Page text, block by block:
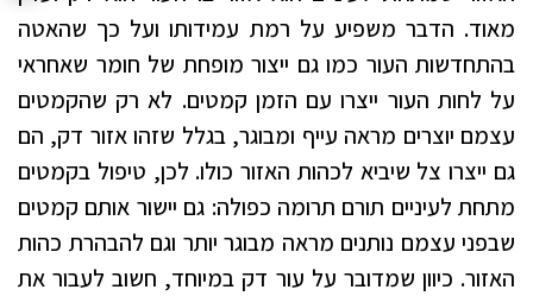
מאוד. הדבר משפיע על רמת עמידותו ועל כך שהאטה
בהתחדשות העור כמו גם ייצור מופחת של חומר שאחראי
על לחות העור ייצרו עם הזמן קמטים. לא רק שהקמטים
עצמם יוצרים מראה עייף ומבוגר, בגלל שזהו אזור דק, הם
גם ייצרו צל שיביא לכהות האזור כולו. לכן, טיפול בקמטים
מתחת לעיניים תורם תרומה כפולה: גם יישור אותם קמטים
שבפני עצמם נותנים מראה מבוגר יותר וגם להבהרת כהות
האזור. כיוון שמדובר על עור דק במיוחד, חשוב לעבור את